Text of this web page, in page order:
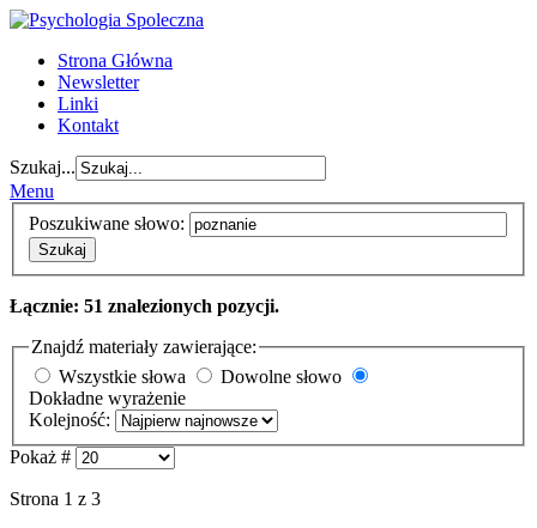
Strona Główna
Newsletter
Linki
Kontakt
Szukaj...
Menu
Poszukiwane słowo:
Szukaj
Łącznie: 51 znalezionych pozycji.
Znajdź materiały zawierające:
Wszystkie słowa
Dowolne słowo
Dokładne wyrażenie
Kolejność:
Pokaż #
Strona 1 z 3